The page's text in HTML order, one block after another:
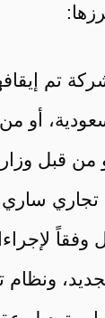
تم
أو
من قبل
ساري
وفقاً